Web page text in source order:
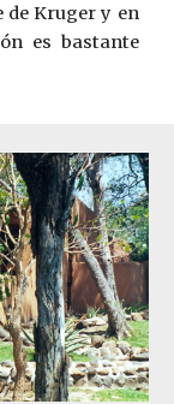
de Kruger y en
es bastante